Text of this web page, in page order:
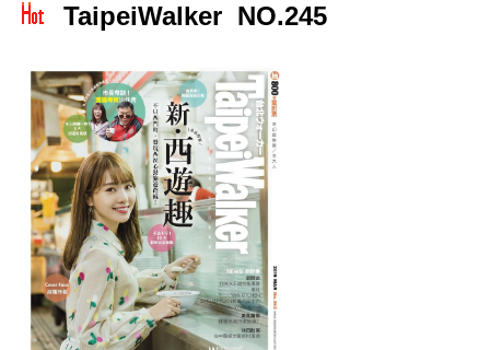
TaipeiWalker NO.245